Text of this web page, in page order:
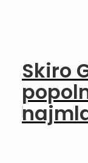
Skiro